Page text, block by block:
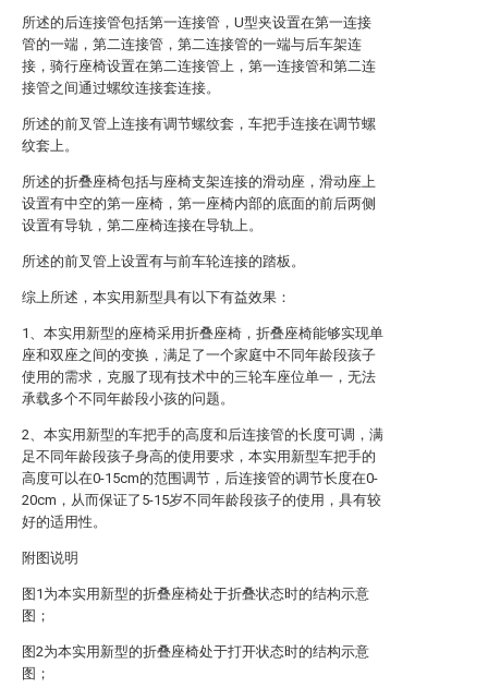
所述的后连接管包括第一连接管，U型夹设置在第一连接
管的一端，第二连接管，第二连接管的一端与后车架连
接，骑行座椅设置在第二连接管上，第一连接管和第二连
接管之间通过螺纹连接套连接。
所述的前叉管上连接有调节螺纹套，车把手连接在调节螺
纹套上。
所述的折叠座椅包括与座椅支架连接的滑动座，滑动座上
设置有中空的第一座椅，第一座椅内部的底面的前后两侧
设置有导轨，第二座椅连接在导轨上。
所述的前叉管上设置有与前车轮连接的踏板。
综上所述，本实用新型具有以下有益效果：
1、本实用新型的座椅采用折叠座椅，折叠座椅能够实现单
座和双座之间的变换，满足了一个家庭中不同年龄段孩子
使用的需求，克服了现有技术中的三轮车座位单一，无法
承载多个不同年龄段小孩的问题。
2、本实用新型的车把手的高度和后连接管的长度可调，满
足不同年龄段孩子身高的使用要求，本实用新型车把手的
高度可以在0-15cm的范围调节，后连接管的调节长度在0-
20cm，从而保证了5-15岁不同年龄段孩子的使用，具有较
好的适用性。
附图说明
图1为本实用新型的折叠座椅处于折叠状态时的结构示意
图；
图2为本实用新型的折叠座椅处于打开状态时的结构示意
图；